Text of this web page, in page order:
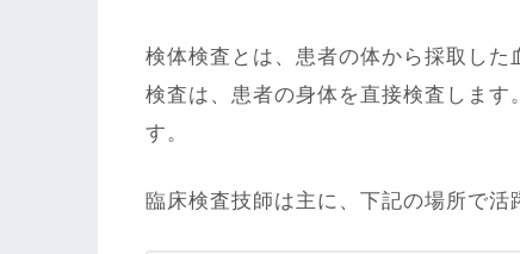
検体検査とは、患者の体から採取し
検査は、患者の身体を直接検査しま
す。
臨床検査技師は主に、下記の場所で活